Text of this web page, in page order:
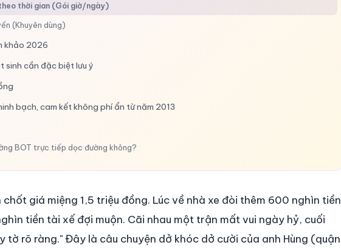
thời gian (Gói giờ/ngày)
(Khuyên dùng)
khảo 2026
sinh cần đặc biệt lưu ý
bạch, cam kết không phí ẩn từ năm 2013
BOT trực tiếp dọc đường không?
giá miệng 1,5 triệu đồng. Lúc về nhà xe đòi thêm 600 nghìn tiền
tiền tài xế đợi muộn. Cãi nhau một trận mất vui ngày hỷ, cuối
rõ ràng." Đây là câu chuyện dở khóc dở cười của anh Hùng (quận